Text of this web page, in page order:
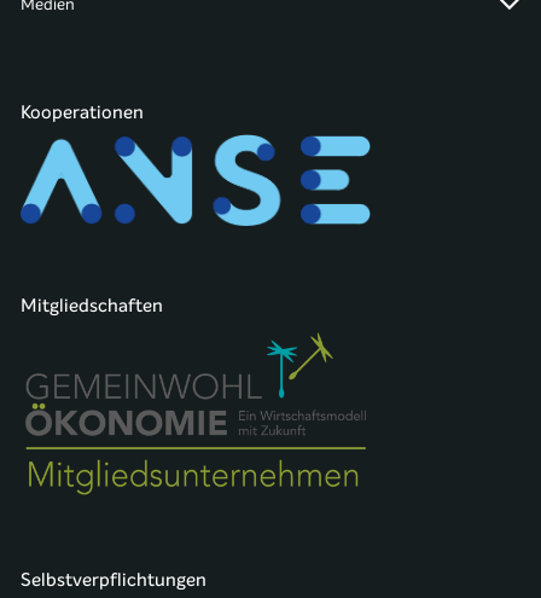
Kooperationen
Mitgliedschaften
Selbstverpflichtungen